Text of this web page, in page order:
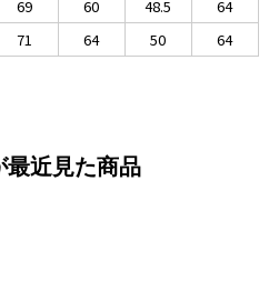
69 60 48.5
64
71 64 50 64
最近見た商品